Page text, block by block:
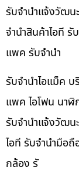
รับจํานําแจ้งวัฒน
จำนำสินค้าไอที รั
แพค รับจำนำ
รับจำนำไอแม็ค บ
แพค ไอโฟน นาฬิ
รับจํานําแจ้งวัฒน
ไอที รับจำนำมือ
กล้อง รั